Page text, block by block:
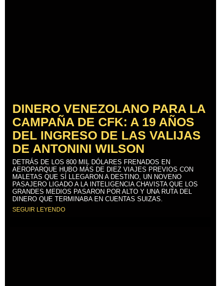
DINERO VENEZOLANO PARA LA
CAMPAÑA DE CFK: A 19 AÑOS
DEL INGRESO DE LAS VALIJAS
DE ANTONINI WILSON
DETRÁS DE LOS 800 MIL DÓLARES FRENADOS EN
AEROPARQUE HUBO MÁS DE DIEZ VIAJES PREVIOS CON
MALETAS QUE SÍ LLEGARON A DESTINO, UN NOVENO
PASAJERO LIGADO A LA INTELIGENCIA CHAVISTA QUE LOS
GRANDES MEDIOS PASARON POR ALTO Y UNA RUTA DEL
DINERO QUE TERMINABA EN CUENTAS SUIZAS.
SEGUIR LEYENDO